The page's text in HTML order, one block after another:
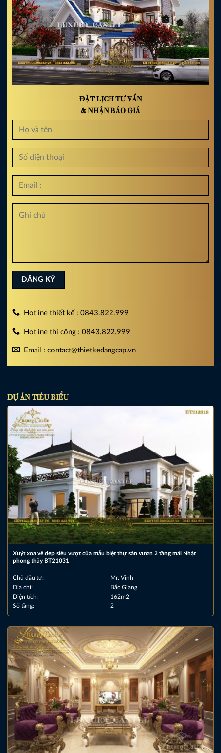
ĐẶT LỊCH TƯ VẤN
& NHẬN BÁO GIÁ
Hotline thiết kế : 0843.822.999
Hotline thi công : 0843.822.999
Email : contact@thietkedangcap.vn
DỰ ÁN TIÊU BIỂU
Xuýt xoa vẻ đẹp siêu vượt của mẫu biệt thự sân vườn 2 tầng mái Nhật
phong thủy BT21031
Chủ đầu tư:
Mr. Vinh
Địa chỉ:
Bắc Giang
Diện tích:
162m2
Số tầng:
2